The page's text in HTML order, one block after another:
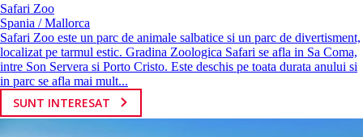
Safari Zoo
Spania / Mallorca
Safari Zoo este un parc de animale salbatice si un parc de divertisment,
localizat pe tarmul estic. Gradina Zoologica Safari se afla in Sa Coma,
intre Son Servera si Porto Cristo. Este deschis pe toata durata anului si
in parc se afla mai mult...
SUNT INTERESAT